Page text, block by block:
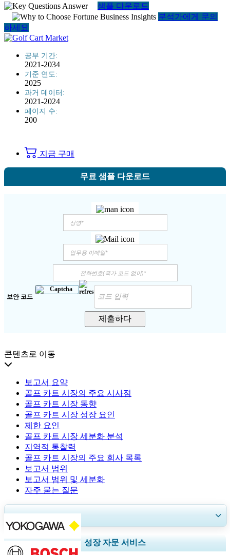
샘플 다운로드
분석가에게 문의
하세요
공부 기간:
2021-2034
기준 연도:
2025
과거 데이터:
2021-2024
페이지 수:
200
지금 구매
무료 샘플 다운로드
보안 코드
제출하다
콘텐츠로 이동
보고서 요약
골프 카트 시장의 주요 시사점
골프 카트 시장 동향
골프 카트 시장 성장 요인
제한 요인
골프 카트 시장 세분화 분석
지역적 통찰력
골프 카트 시장의 주요 회사 목록
보고서 범위
보고서 범위 및 세분화
자주 묻는 질문
지역 및 국가 범위 확장, 세그먼트 분석, 기업 프로필, 경쟁 벤치마킹, 및 최
종 사용자 인사이트.
성장 자문 서비스